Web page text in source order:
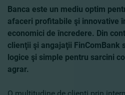
Banca este un mediu optim
afaceri profitabile şi innovative
economici de încredere. Din
clienţii şi angajaţii FinComBank
logice şi simple pentru sarcini
agrar.
O multitudine de clienţi prin